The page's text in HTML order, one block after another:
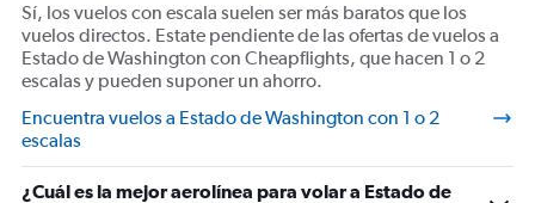
Sí, los vuelos con escala suelen ser más baratos que los
vuelos directos. Estate pendiente de las ofertas de vuelos a
Estado de Washington con Cheapflights, que hacen 1 o 2
escalas y pueden suponer un ahorro.
Encuentra vuelos a Estado de Washington con 1 o 2
escalas
¿Cuál es la mejor aerolínea para volar a Estado de